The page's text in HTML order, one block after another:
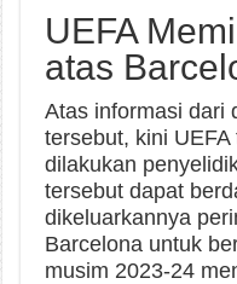
UEFA
atas
Atas informasi dari
tersebut, kini
dilakukan
tersebut dapat
dikeluarkannya
Barcelona untuk
musim 2023-24